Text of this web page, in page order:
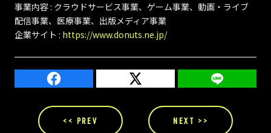
事業内容 : クラウドサービス事業、ゲーム事業、動画・ライブ
配信事業、医療事業、出版メディア事業
企業サイト : https://www.donuts.ne.jp/
<< PREV NEXT >>